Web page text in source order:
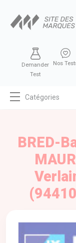
Demander
Test
Nos
Catégories
BIEN CHEZ
A VOTRE
BRED-